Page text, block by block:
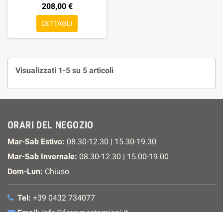
208,00 €
DETTAGLI
Visualizzati 1-5 su 5 articoli
ORARI DEL NEGOZIO
Mar-Sab Estivo: 08.30-12.30 | 15.30-19.30
Mar-Sab Invernale: 08.30-12.30 | 15.00-19.00
Dom-Lun: Chiuso
Tel: +39 0432 734077